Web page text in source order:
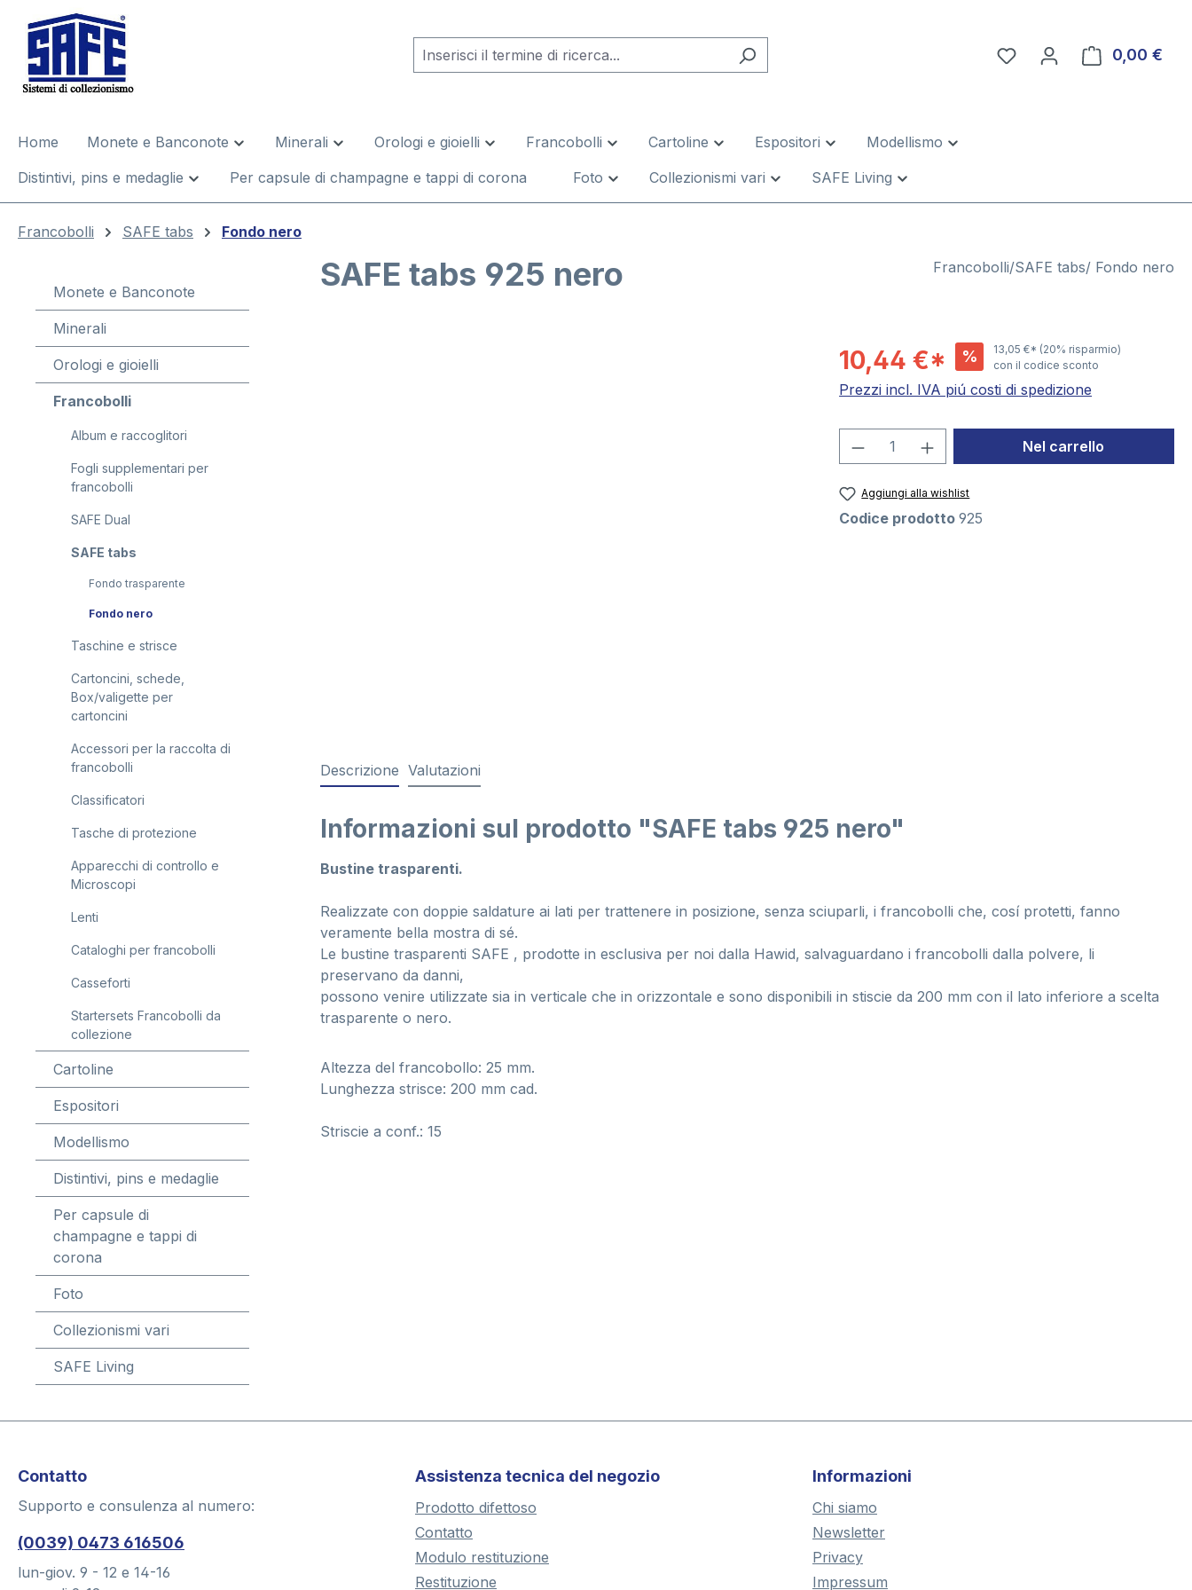
Passa alla navigazione principale
0,00 €
Home Monete e Banconote Minerali Orologi e gioielli Francobolli Cartoline Espositori
Modellismo
Distintivi, pins e medaglie
Per capsule di champagne e tappi di corona Foto Collezionismi vari SAFE Living
Francobolli SAFE tabs Fondo nero
Monete e Banconote
Minerali
Orologi e gioielli
Francobolli
Album e raccoglitori
Fogli supplementari per
francobolli
SAFE Dual
SAFE tabs
Fondo trasparente
Fondo nero
Taschine e strisce
Cartoncini, schede,
Box/valigette per
cartoncini
Accessori per la raccolta di
francobolli
Classificatori
Tasche di protezione
Apparecchi di controllo e
Microscopi
Lenti
Cataloghi per francobolli
Casseforti
Startersets Francobolli da
collezione
Cartoline
Espositori
Modellismo
Distintivi, pins e medaglie
Per capsule di
champagne e tappi di
corona
Foto
Collezionismi vari
SAFE Living
SAFE tabs 925 nero Francobolli/SAFE tabs/ Fondo nero
10,44 €* % 13,05 €* (20% risparmio)
con il codice sconto
Prezzi incl. IVA piú costi di spedizione
Quantità del prodotto: inserisci
Nel carrello
Aggiungi alla wishlist
Codice prodotto925
Descrizione Valutazioni
Informazioni sul prodotto "SAFE tabs 925 nero"
Bustine trasparenti.
Realizzate con doppie saldature ai lati per trattenere in posizione, senza sciuparli, i francobolli che, cosí protetti, fanno
veramente bella mostra di sé.
Le bustine trasparenti SAFE , prodotte in esclusiva per noi dalla Hawid, salvaguardano i francobolli dalla polvere, li
preservano da danni,
possono venire utilizzate sia in verticale che in orizzontale e sono disponibili in stiscie da 200 mm con il lato inferiore a scelta
trasparente o nero.
Altezza del francobollo: 25 mm.
Lunghezza strisce: 200 mm cad.
Striscie a conf.: 15
Contatto
Supporto e consulenza al numero:
(0039) 0473 616506
lun-giov. 9 - 12 e 14-16
Assistenza tecnica del negozio
Prodotto difettoso
Contatto
Modulo restituzione
Restituzione
Informazioni
Chi siamo
Newsletter
Privacy
Impressum